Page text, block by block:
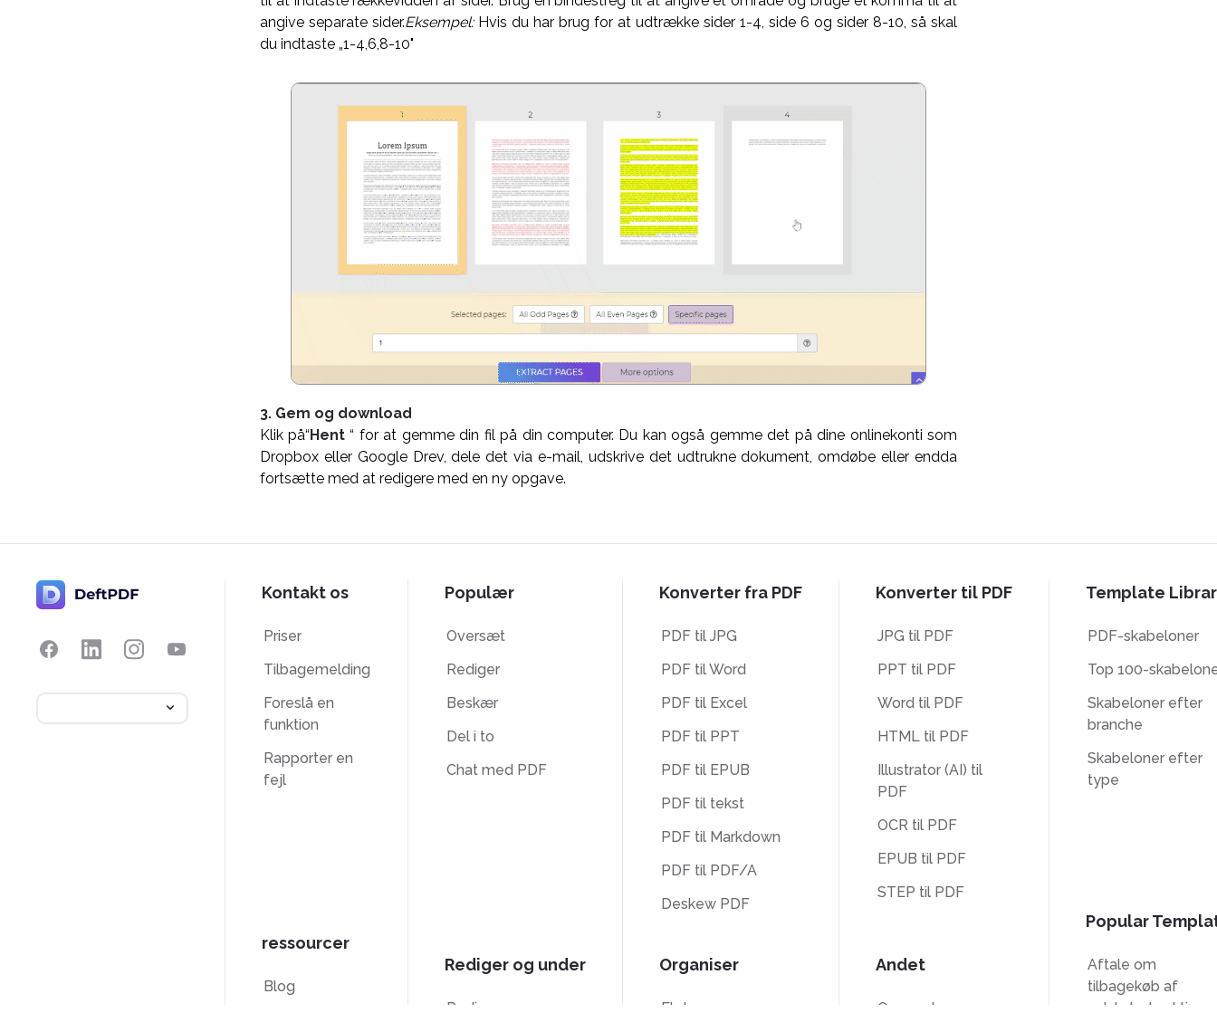
angive separate sider.Eksempel:Hvis du har brug for at udtrække sider 1-4, side 6 og sider 8-10, så skal
du indtaste „1-4,6,8-10"
3. Gem og download
Klik på“Hent “ for at gemme din fil på din computer. Du kan også gemme det på dine onlinekonti som
Dropbox eller Google Drev, dele det via e-mail, udskrive det udtrukne dokument, omdøbe eller endda
fortsætte med at redigere med en ny opgave.
Kontakt os
Priser
Tilbagemelding
Foreslå en
funktion
Rapporter en
fejl
ressourcer
Blog
Populær
Oversæt
Rediger
Beskær
Del i to
Chat med PDF
Rediger og under
Rediger
Konverter fra PDF
PDF til JPG
PDF til Word
PDF til Excel
PDF til PPT
PDF til EPUB
PDF til tekst
PDF til Markdown
PDF til PDF/A
Deskew PDF
Organiser
Flet
Konverter til PDF
JPG til PDF
PPT til PDF
Word til PDF
HTML til PDF
Illustrator (AI) til
PDF
OCR til PDF
EPUB til PDF
STEP til PDF
Andet
Oversæt
Template
PDF-skabeloner
Top 100-
Skabeloner efter
branche
Skabeloner efter
type
Popular
Aftale om
tilbagekøb af
selskabets aktier